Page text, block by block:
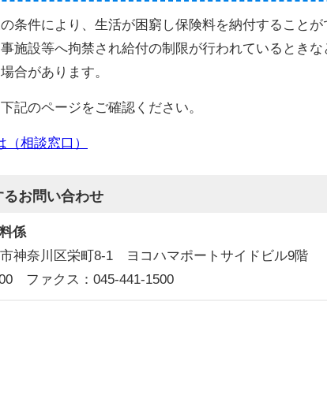
条件により、生活が困窮し保険料を納付することが
施設等へ拘禁され給付の制限が行われているとき
合があります。
記のページをご確認ください。
（相談窓口）
るお問い合わせ
係
神奈川区栄町8-1 ヨコハマポートサイドビル9階
ファクス：045-441-1500